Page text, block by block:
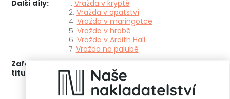
Další díly: 1. Vražda v kryptě
2. Vražda v opatství
4. Vražda v maringotce
5. Vražda v hrobě
6. Vražda v Ardith Hall
7. Vražda na palubě
Zařažení
titulu:
crime
‣Thrillery